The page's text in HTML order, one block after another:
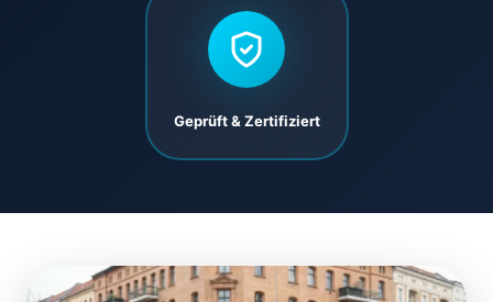
Geprüft & Zertifiziert